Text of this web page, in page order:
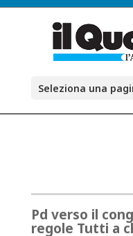
Seleziona una
Pd verso il
regole Tutti a